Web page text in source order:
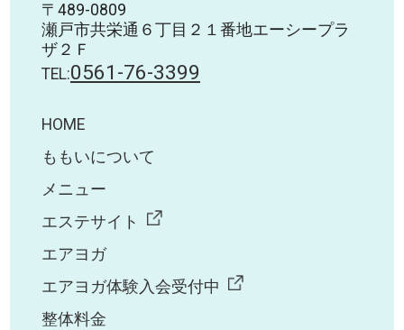
〒489-0809
瀬戸市共栄通６丁目２１番地エーシープラ
ザ２Ｆ
TEL:0561-76-3399
HOME
ももいについて
メニュー
エステサイト
エアヨガ
エアヨガ体験入会受付中
整体料金